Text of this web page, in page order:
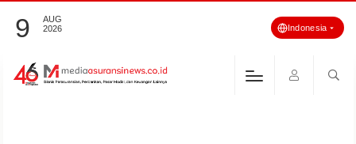
9
AUG
2026
Indonesia